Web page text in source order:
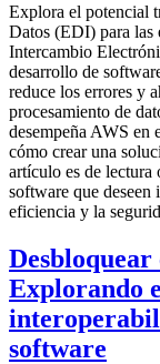
Explora el potencial
Datos (EDI) para las
Intercambio
desarrollo de
reduce los errores y
procesamiento de
desempeña AWS
cómo crear una
artículo es de lectura
software que deseen
eficiencia y la
Explorando
software